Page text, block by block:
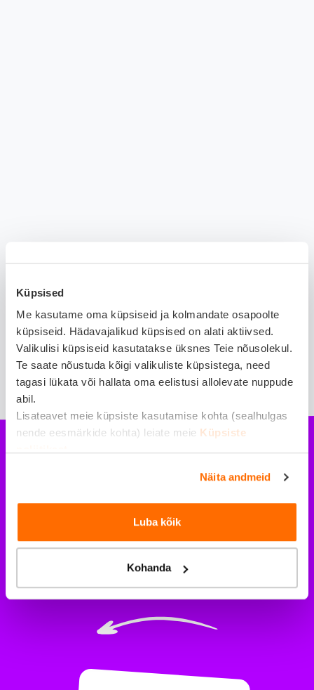
Küpsised
Me kasutame oma küpsiseid ja kolmandate osapoolte
küpsiseid. Hädavajalikud küpsised on alati aktiivsed.
Valikulisi küpsiseid kasutatakse üksnes Teie nõusolekul.
Te saate nõustuda kõigi valikuliste küpsistega, need
tagasi lükata või hallata oma eelistusi allolevate nuppude
abil.
Lisateavet meie küpsiste kasutamise kohta (sealhulgas
nende eesmärkide kohta) leiate meie Küpsiste
Näita andmeid
Luba kõik
Kohanda
Reisikindlustus
katab kõik
vajalikud riskid